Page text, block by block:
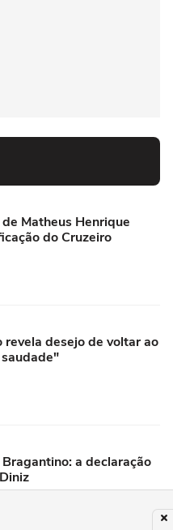
Matheus Henrique
do Cruzeiro
revela desejo de voltar ao
a declaração